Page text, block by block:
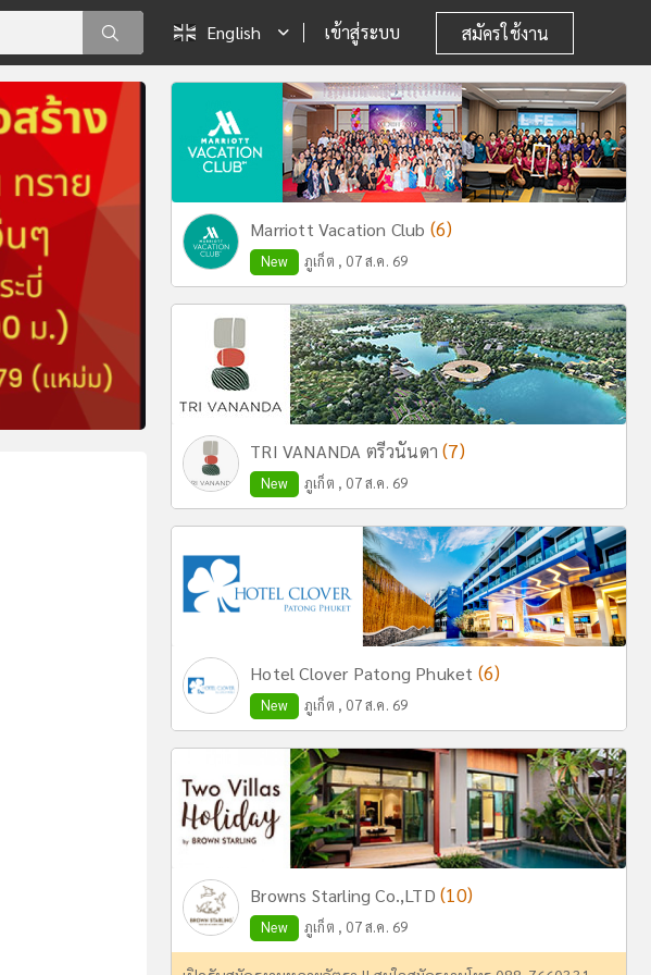
English เข้าสู่ระบบ สมัครใช้งาน
Marriott Vacation Club (6)
New ภูเก็ต , 07 ส.ค. 69
TRI VANANDA ตรีวนันดา(7)
New ภูเก็ต , 07 ส.ค. 69
Hotel Clover Patong Phuket (6)
New ภูเก็ต , 07 ส.ค. 69
Browns Starling Co.,LTD(10)
New ภูเก็ต , 07 ส.ค. 69